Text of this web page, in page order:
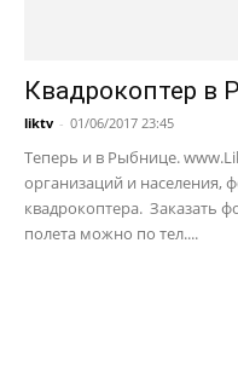
Квадрокоптер в
liktv - 01/06/2017 23:45
Теперь и в Рыбнице.
организаций и населения,
квадрокоптера. Заказать
полета можно по тел....